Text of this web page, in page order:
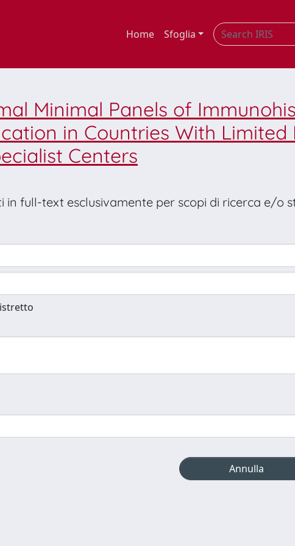
Home Sfoglia
Minimal Panels of
in Countries With Limited
Centers
full-text esclusivamente per scopi di ricerca e/o
Annulla